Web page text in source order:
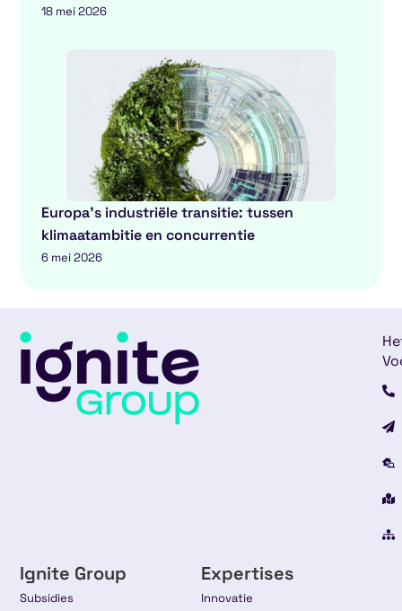
18 mei 2026
Europa’s industriële transitie: tussen
klimaatambitie en concurrentie
6 mei 2026
Ignite Group
Subsidies
Expertises
Innovatie